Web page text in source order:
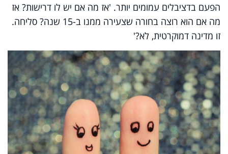
הפעם בדציבלים עמומים יותר. 'אז מה אם יש לו דרישות? אז
מה אם הוא רוצה בחורה שצעירה ממנו ב-15 שנה? סליחה.
זו מדינה דמוקרטית, לא?'